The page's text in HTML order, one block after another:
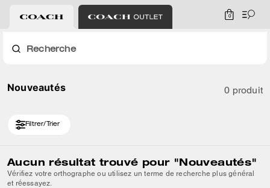
0
Recherche
Nouveautés 0 produit
Filtrer/Trier
Aucun résultat trouvé pour "Nouveautés"
Vérifiez votre orthographe ou utilisez un terme de recherche plus général
et réessayez.